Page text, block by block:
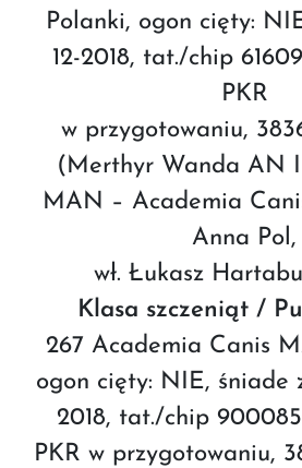
Polanki, ogon cięty:
12-2018, tat./chip
PKR
w przygotowaniu,
(Merthyr Wanda AN
MAN – Academia
Anna Pol,
wł. Łukasz
Klasa szczeniąt /
267 Academia Canis
ogon cięty: NIE, śniade z
2018, tat./chip
PKR w przygotowaniu,